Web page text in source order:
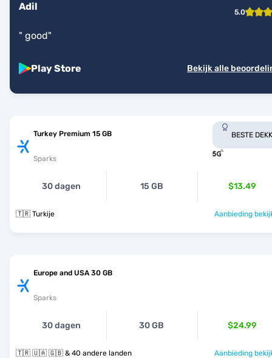
Adil 5.0
" good"
Play Store Bekijk alle
Turkey Premium 15 GB
Sparks
BESTE
30 dagen 15 GB $13.49
🇹🇷 Turkije Aanbieding
Europe and USA 30 GB
Sparks
30 dagen 30 GB $24.99
🇹🇷 🇺🇦 🇬🇧 & 40 andere landen Aanbieding